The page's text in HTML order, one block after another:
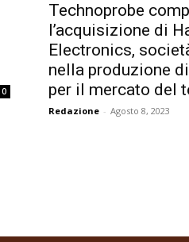
0
Technoprobe
l’acquisizione di
Electronics,
nella produzione
per il mercato del
Redazione - Agosto 8, 2023